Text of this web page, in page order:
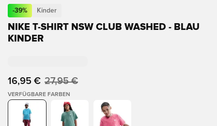
-39% Kinder
NIKE T-SHIRT NSW CLUB WASHED - BLAU
KINDER
16,95 € 27,95 €
VERFÜGBARE FARBEN